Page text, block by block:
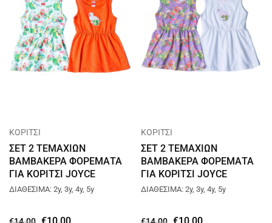
ΚΟΡΙΤΣΙ
ΣΕΤ 2 ΤΕΜΑΧΙΩΝ
ΒΑΜΒΑΚΕΡΑ ΦΟΡΕΜΑΤΑ
ΓΙΑ ΚΟΡΙΤΣΙ JOYCE
FLAMINGOS ΠΟΡΤΟΚΑΛΙ
ΔΙΑΘΕΣΙΜΑ: 2y, 3y, 4y, 5y
ΚΟΡΙΤΣΙ
ΣΕΤ 2 ΤΕΜΑΧΙΩΝ
ΒΑΜΒΑΚΕΡΑ ΦΟΡΕΜΑΤΑ
ΓΙΑ ΚΟΡΙΤΣΙ JOYCE
FLAMINGOS ΑΣΠΡΟ 13803
ΔΙΑΘΕΣΙΜΑ: 2y, 3y, 4y, 5y